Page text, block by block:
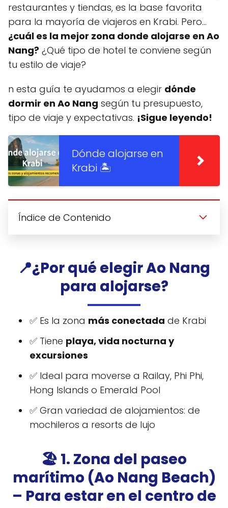
restaurantes y tiendas, es la base favorita
para la mayoría de viajeros en Krabi. Pero…
¿cuál es la mejor zona donde alojarse en Ao
Nang? ¿Qué tipo de hotel te conviene según
tu estilo de viaje?
n esta guía te ayudamos a elegir dónde
dormir en Ao Nang según tu presupuesto,
tipo de viaje y expectativas. ¡Sigue leyendo!
Dónde alojarse en
Krabi 🏝️
Índice de Contenido
📍¿Por qué elegir Ao Nang
para alojarse?
✅ Es la zona más conectada de Krabi
✅ Tiene playa, vida nocturna y
excursiones
✅ Ideal para moverse a Railay, Phi Phi,
Hong Islands o Emerald Pool
✅ Gran variedad de alojamientos: de
mochileros a resorts de lujo
🏖️ 1. Zona del paseo
marítimo (Ao Nang Beach)
– Para estar en el centro de